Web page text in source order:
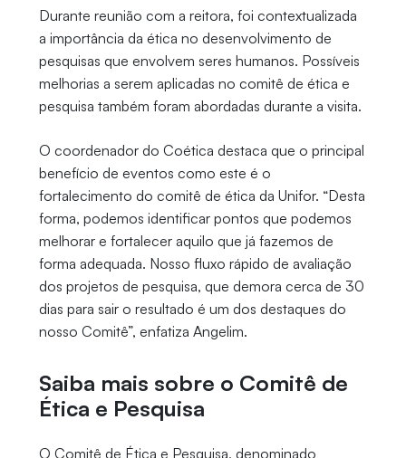
Durante reunião com a reitora, foi contextualizada
a importância da ética no desenvolvimento de
pesquisas que envolvem seres humanos. Possíveis
melhorias a serem aplicadas no comitê de ética e
pesquisa também foram abordadas durante a visita.
O coordenador do Coética destaca que o principal
benefício de eventos como este é o
fortalecimento do comitê de ética da Unifor. “Desta
forma, podemos identificar pontos que podemos
melhorar e fortalecer aquilo que já fazemos de
forma adequada. Nosso fluxo rápido de avaliação
dos projetos de pesquisa, que demora cerca de 30
dias para sair o resultado é um dos destaques do
nosso Comitê”, enfatiza Angelim.
Saiba mais sobre o Comitê de
Ética e Pesquisa
O Comitê de Ética e Pesquisa, denominado